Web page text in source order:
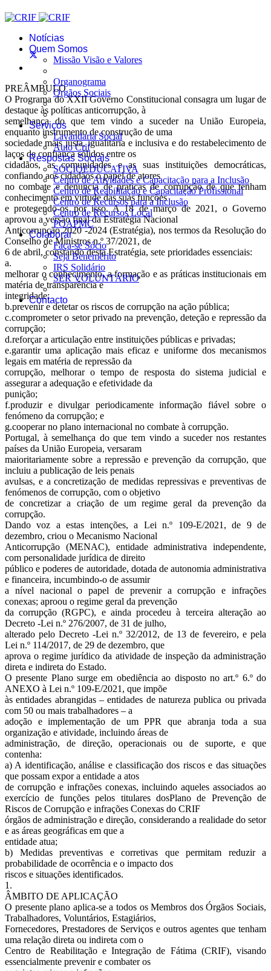
Notícias
Quem Somos
Missão Visão e Valores
Organograma
Orgãos Sociais
Serviços
Lavandaria Social
Auto Crif
Respostas Sociais
SOCIOEDUCATIVA
Centro de Atividades e Capacitação para a Inclusão
Centro de Reabilitação e Capacitação Profissional
Centro de Recursos para a Inclusão
Centro de Recursos Local
POAPMC
Colaborar
Faça-se Sócio
Seja Benemérito
IRS Solidário
SER VOLUNTÁRIO
Contacto
Plano de prevenção
PREÂMBULO
O Programa do XXII Governo Constitucional consagra um lugar de
destaque às políticas anticorrupção, à
semelhança do que tem vindo a suceder na União Europeia,
enquanto instrumento de construção de uma
sociedade mais justa, igualitária e inclusiva e do restabelecimento de
laços de confiança sólidos entre os
cidadãos, as comunidades e as suas instituições democráticas,
confiando aos cidadãos o papel de atores
no combate e denuncia de praticas de corrupção de que tenham
conhecimento em virtude das suas funções
e protegendo-os por isso. A 18 de março de 2021, o Governo
aprovou a versão final da Estratégia Nacional
Anticorrupção 2020 -2024 (Estratégia), nos termos da Resolução do
Conselho de Ministros n.º 37/2021, de
6 de abril, constando desta Estratégia, sete prioridades essenciais:
a.
melhorar o conhecimento, a formação e as práticas institucionais em
matéria de transparência e
integridade;
b.prevenir e detetar os riscos de corrupção na ação pública;
c.comprometer o setor privado na prevenção, deteção e repressão da
corrupção;
d.reforçar a articulação entre instituições públicas e privadas;
e.garantir uma aplicação mais eficaz e uniforme dos mecanismos
legais em matéria de repressão da
corrupção, melhorar o tempo de resposta do sistema judicial e
assegurar a adequação e efetividade da
punição;
f.produzir e divulgar periodicamente informação fiável sobre o
fenómeno da corrupção; e
g.cooperar no plano internacional no combate à corrupção.
Portugal, à semelhança do que tem vindo a suceder nos restantes
países da União Europeia, versaram
maioritariamente sobre a repressão e prevenção da corrupção, que
incluiu a publicação de leis penais
avulsas, e a concretização de medidas repressivas e preventivas de
fenómenos de corrupção, com o objetivo
de concretizar a criação de um regime geral da prevenção da
corrupção.
Dando voz a estas intenções, a Lei n.º 109-E/2021, de 9 de
dezembro, criou o Mecanismo Nacional
Anticorrupção (MENAC), entidade administrativa independente,
com personalidade jurídica de direito
público e poderes de autoridade, dotada de autonomia administrativa
e financeira, incumbindo-o de assumir
a nível nacional o papel de prevenir a corrupção e infrações
conexas; aproou o regime geral da prevenção
da corrupção (RGPC), e ainda procedeu à terceira alteração ao
Decreto -Lei n.º 276/2007, de 31 de julho,
alterado pelo Decreto -Lei n.º 32/2012, de 13 de fevereiro, e pela
Lei n.º 114/2017, de 29 de dezembro, que
aprova o regime jurídico da atividade de inspeção da administração
direta e indireta do Estado.
O presente Plano surge em obediência ao disposto no art.º 6.º do
ANEXO à Lei n.º 109-E/2021, que impõe
às entidades abrangidas – entidades de natureza publica ou privada
com 50 ou mais trabalhadores – a
adoção e implementação de um PPR que abranja toda a sua
organização e atividade, incluindo áreas de
administração, de direção, operacionais ou de suporte, e que
contenha:
a) A identificação, análise e classificação dos riscos e das situações
que possam expor a entidade a atos
de corrupção e infrações conexas, incluindo aqueles associados ao
exercício de funções pelos titulares dosPlano de Prevenção de
Riscos de Corrupção e infrações Conexas do CRIF
órgãos de administração e direção, considerando a realidade do setor
e as áreas geográficas em que a
entidade atua;
b) Medidas preventivas e corretivas que permitam reduzir a
probabilidade de ocorrência e o impacto dos
riscos e situações identificados.
1.
ÂMBITO DE APLICAÇÃO
O presente plano aplica-se a todos os Membros dos Órgãos Sociais,
Trabalhadores, Voluntários, Estagiários,
Fornecedores, Prestadores de Serviços e outros agentes que tenham
uma relação direta ou indireta com o
Centro de Reabilitação e Integração de Fátima (CRIF), visando
essencialmente prevenir e combater os